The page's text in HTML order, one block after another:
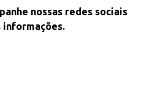
nossas redes sociais
informações.